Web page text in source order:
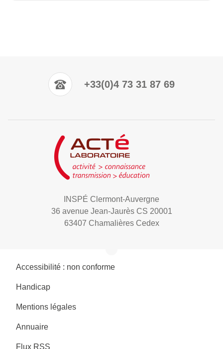
+33(0)4 73 31 87 69
INSPÉ Clermont-Auvergne
36 avenue Jean-Jaurès CS 20001
63407 Chamalières Cedex
Accessibilité : non conforme
Handicap
Mentions légales
Annuaire
Flux RSS